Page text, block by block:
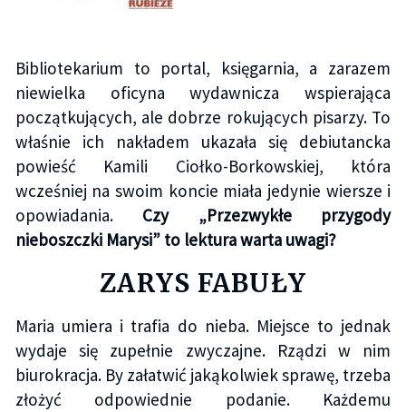
Bibliotekarium to portal, księgarnia, a zarazem
niewielka oficyna wydawnicza wspierająca
początkujących, ale dobrze rokujących pisarzy. To
właśnie ich nakładem ukazała się debiutancka
powieść Kamili Ciołko-Borkowskiej, która
wcześniej na swoim koncie miała jedynie wiersze i
opowiadania. Czy „Przezwykłe przygody
nieboszczki Marysi” to lektura warta uwagi?
ZARYS FABUŁY
Maria umiera i trafia do nieba. Miejsce to jednak
wydaje się zupełnie zwyczajne. Rządzi w nim
biurokracja. By załatwić jakąkolwiek sprawę, trzeba
złożyć odpowiednie podanie. Każdemu